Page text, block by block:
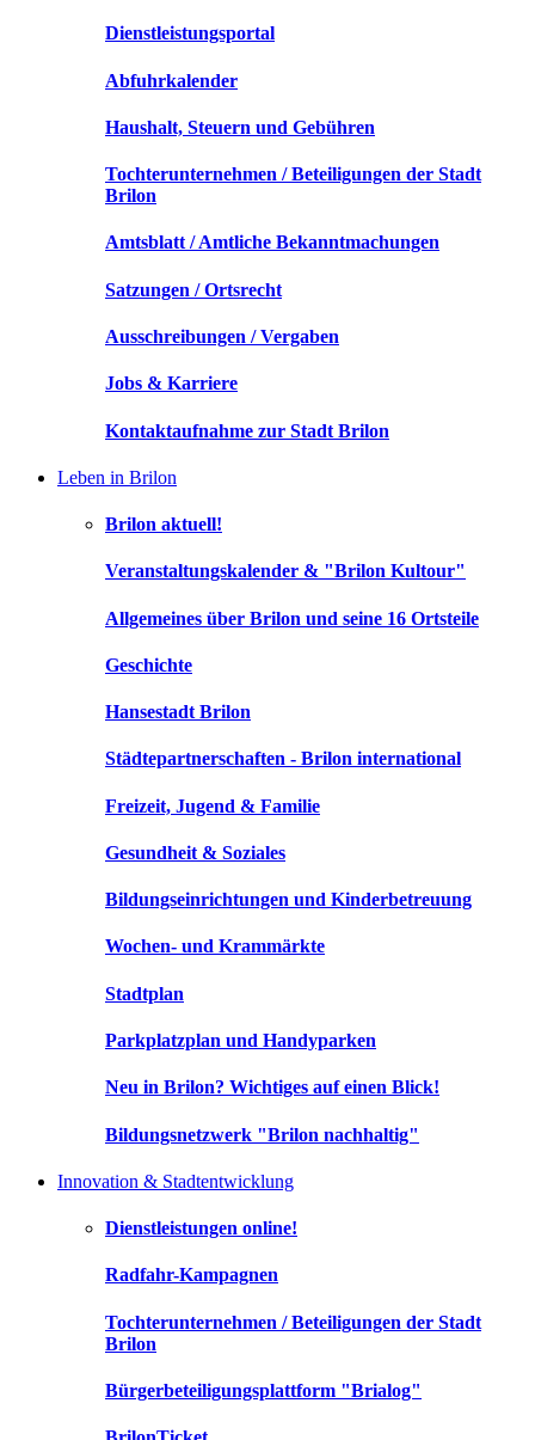
Dienstleistungsportal
Abfuhrkalender
Haushalt, Steuern und Gebühren
Tochterunternehmen / Beteiligungen der Stadt
Brilon
Amtsblatt / Amtliche Bekanntmachungen
Satzungen / Ortsrecht
Ausschreibungen / Vergaben
Jobs & Karriere
Kontaktaufnahme zur Stadt Brilon
Leben in Brilon
Brilon aktuell!
Veranstaltungskalender & "Brilon Kultour"
Allgemeines über Brilon und seine 16 Ortsteile
Geschichte
Hansestadt Brilon
Städtepartnerschaften - Brilon international
Freizeit, Jugend & Familie
Gesundheit & Soziales
Bildungseinrichtungen und Kinderbetreuung
Wochen- und Krammärkte
Stadtplan
Parkplatzplan und Handyparken
Neu in Brilon? Wichtiges auf einen Blick!
Bildungsnetzwerk "Brilon nachhaltig"
Innovation & Stadtentwicklung
Dienstleistungen online!
Radfahr-Kampagnen
Tochterunternehmen / Beteiligungen der Stadt
Brilon
Bürgerbeteiligungsplattform "Brialog"